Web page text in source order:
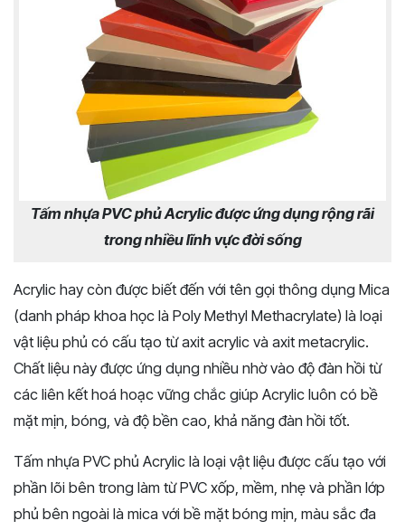
Tấm nhựa PVC phủ Acrylic được ứng dụng rộng rãi
trong nhiều lĩnh vực đời sống
Acrylic hay còn được biết đến với tên gọi thông dụng Mica
(danh pháp khoa học là Poly Methyl Methacrylate) là loại
vật liệu phủ có cấu tạo từ axit acrylic và axit metacrylic.
Chất liệu này được ứng dụng nhiều nhờ vào độ đàn hồi từ
các liên kết hoá hoạc vững chắc giúp Acrylic luôn có bề
mặt mịn, bóng, và độ bền cao, khả năng đàn hồi tốt.
Tấm nhựa PVC phủ Acrylic là loại vật liệu được cấu tạo với
phần lõi bên trong làm từ PVC xốp, mềm, nhẹ và phần lớp
phủ bên ngoài là mica với bề mặt bóng mịn, màu sắc đa